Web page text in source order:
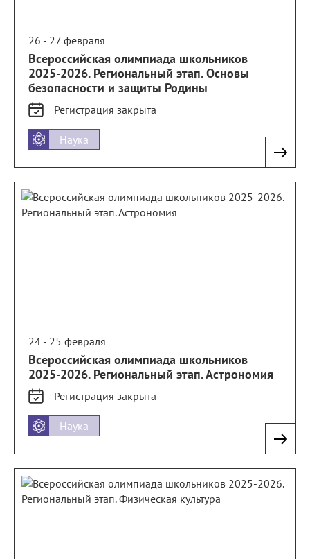
26 - 27 февраля
Всероссийская олимпиада школьников
2025-2026. Региональный этап. Основы
безопасности и защиты Родины
Регистрация закрыта
Наука
24 - 25 февраля
Всероссийская олимпиада школьников
2025-2026. Региональный этап. Астрономия
Регистрация закрыта
Наука